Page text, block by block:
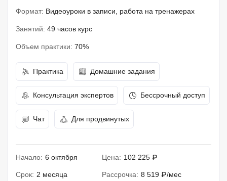
Формат: Видеоуроки в записи, работа на тренажерах
Занятий: 49 часов курс
Объем практики: 70%
Практика Домашние задания
Консультация экспертов Бессрочный доступ
Чат Для продвинутых
Начало: 6 октября Цена: 102 225 ₽
Срок: 2 месяца Рассрочка: 8 519 ₽/мес